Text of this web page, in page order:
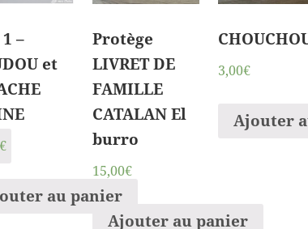
–
et
au panier
Protège
LIVRET DE
FAMILLE
CATALAN El
burro
15,00€
Ajouter au panier
3,00€
Ajouter